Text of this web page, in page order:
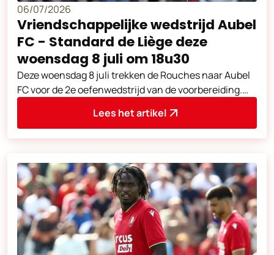
06/07/2026
Vriendschappelijke wedstrijd Aubel
FC - Standard de Liège deze
woensdag 8 juli om 18u30
Deze woensdag 8 juli trekken de Rouches naar Aubel
FC voor de 2e oefenwedstrijd van de voorbereiding.
Lees het artikel